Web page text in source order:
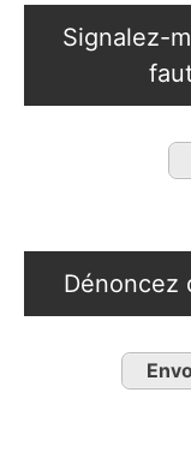
Signalez-
Dénoncez